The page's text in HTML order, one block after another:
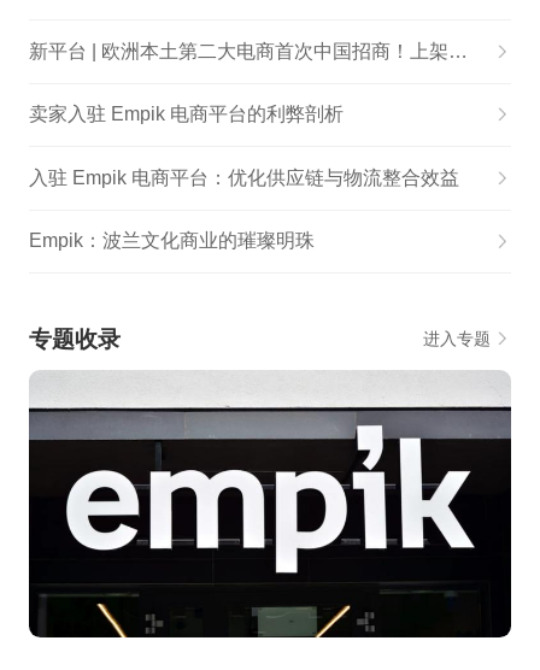
新平台 | 欧洲本土第二大电商首次中国招商！上架一天就出单！
卖家入驻 Empik 电商平台的利弊剖析
入驻 Empik 电商平台：优化供应链与物流整合效益
Empik：波兰文化商业的璀璨明珠
专题收录 进入专题